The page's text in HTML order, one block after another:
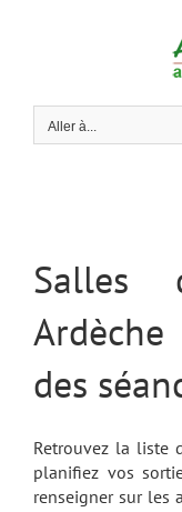
Aller à...
Salles
des
Retrouvez la liste
planifiez vos
renseigner sur les